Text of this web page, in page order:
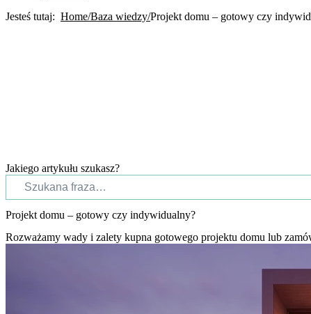
Jesteś tutaj: Home Baza wiedzy Projekt domu – gotowy czy
Jakiego artykułu szukasz?
Projekt domu – gotowy czy indywidualny?
Rozważamy wady i zalety kupna gotowego projektu domu lub